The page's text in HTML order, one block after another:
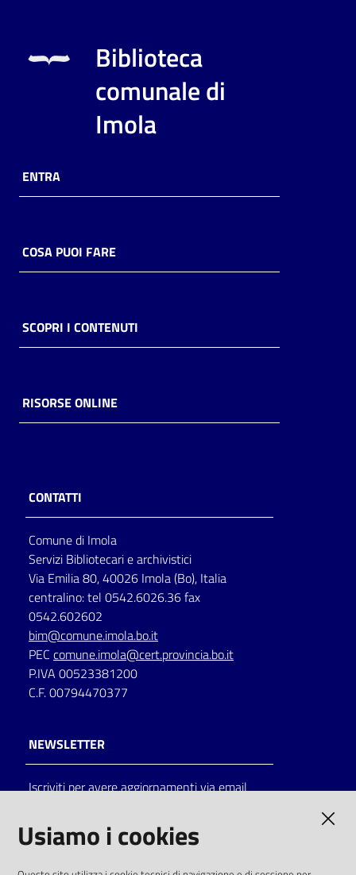
Biblioteca
comunale di
Imola
ENTRA
COSA PUOI FARE
SCOPRI I CONTENUTI
RISORSE ONLINE
CONTATTI
Comune di Imola
Servizi Bibliotecari e archivistici
Via Emilia 80, 40026 Imola (Bo), Italia
centralino: tel 0542.6026.36 fax
0542.602602
bim@comune.imola.bo.it
PEC comune.imola@cert.provincia.bo.it
P.IVA 00523381200
C.F. 00794470377
NEWSLETTER
Iscriviti per avere aggiornamenti via email
Usiamo i cookies